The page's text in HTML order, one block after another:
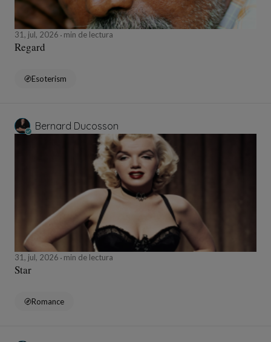
31, jul, 2026 min de lectura
Regard
Esoterism
Bernard Ducosson
31, jul, 2026 min de lectura
Star
Romance